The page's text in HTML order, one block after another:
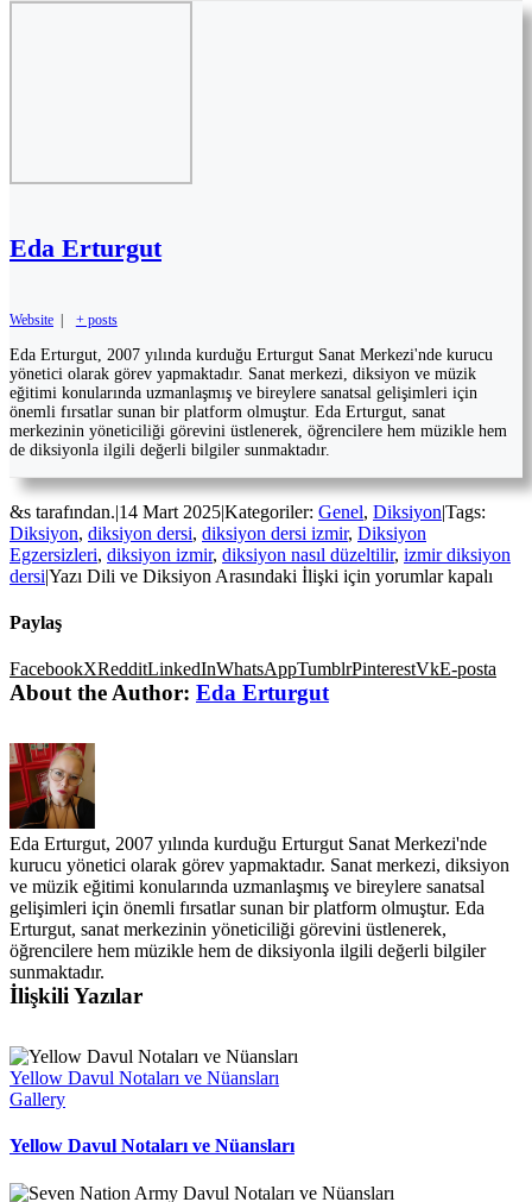
Eda Erturgut
Website | + posts
Eda Erturgut, 2007 yılında kurduğu Erturgut Sanat Merkezi'nde kurucu
yönetici olarak görev yapmaktadır. Sanat merkezi, diksiyon ve müzik
eğitimi konularında uzmanlaşmış ve bireylere sanatsal gelişimleri için
önemli fırsatlar sunan bir platform olmuştur. Eda Erturgut, sanat
merkezinin yöneticiliği görevini üstlenerek, öğrencilere hem müzikle hem
de diksiyonla ilgili değerli bilgiler sunmaktadır.
&s tarafından.|14 Mart 2025|Kategoriler: Genel, Diksiyon|Tags:
Diksiyon, diksiyon dersi, diksiyon dersi izmir, Diksiyon
Egzersizleri, diksiyon izmir, diksiyon nasıl düzeltilir, izmir diksiyon
dersi|Yazı Dili ve Diksiyon Arasındaki İlişki için yorumlar kapalı
Paylaş
FacebookXRedditLinkedInWhatsAppTumblrPinterestVkE-posta
About the Author: Eda Erturgut
Eda Erturgut, 2007 yılında kurduğu Erturgut Sanat Merkezi'nde
kurucu yönetici olarak görev yapmaktadır. Sanat merkezi, diksiyon
ve müzik eğitimi konularında uzmanlaşmış ve bireylere sanatsal
gelişimleri için önemli fırsatlar sunan bir platform olmuştur. Eda
Erturgut, sanat merkezinin yöneticiliği görevini üstlenerek,
öğrencilere hem müzikle hem de diksiyonla ilgili değerli bilgiler
sunmaktadır.
İlişkili Yazılar
Yellow Davul Notaları ve Nüansları
Gallery
Yellow Davul Notaları ve Nüansları